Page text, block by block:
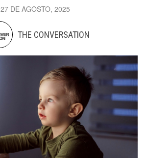
27 DE AGOSTO, 2025
THE CONVERSATION